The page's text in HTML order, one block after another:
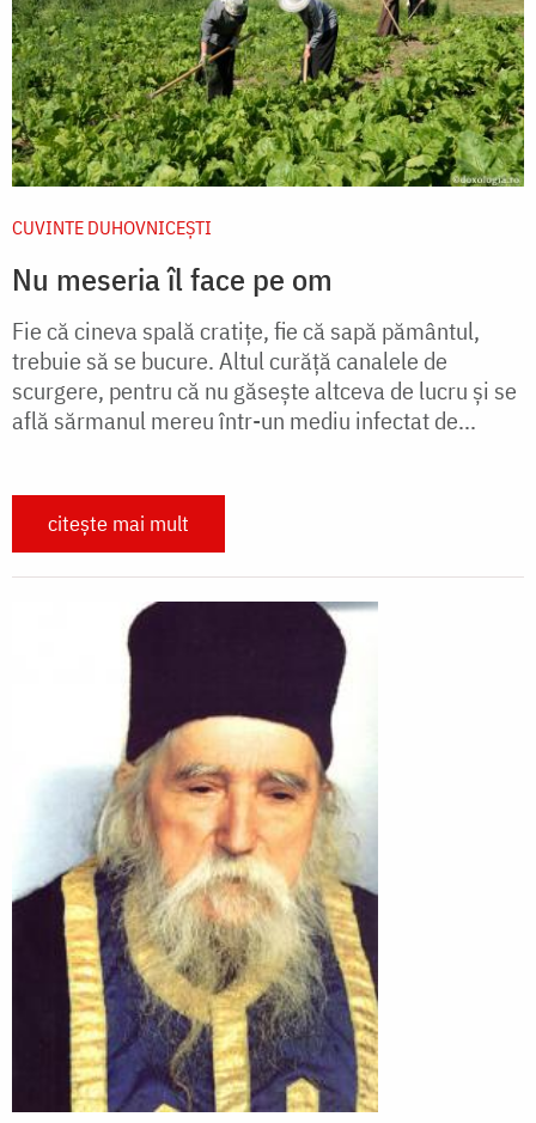
CUVINTE DUHOVNICEȘTI
Nu meseria îl face pe om
Fie că cineva spală cratiţe, fie că sapă pământul,
trebuie să se bucure. Altul curăţă canalele de
scurgere, pentru că nu găseşte altceva de lucru şi se
află sărmanul mereu într-un mediu infectat de...
citește mai mult